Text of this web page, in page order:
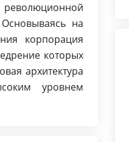
на
корпорация
которых
архитектура
уровнем